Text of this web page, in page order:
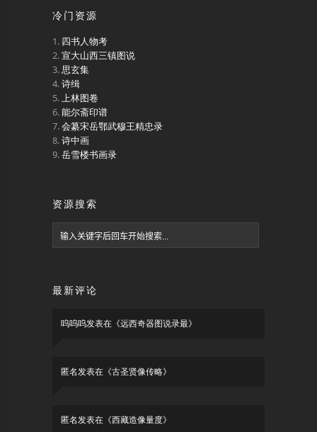
冷门资源
四书人物考
宣大山西三镇图说
思玄集
诗缉
上林图卷
能尔斋印谱
会纂宋岳鄂武穆王精忠录
诗中画
岳雪楼书画录
资源搜索
最新评论
呜呜呜发表在《远西奇器图说录最》
匿名发表在《古圣贤像传略》
匿名发表在《西藏造像量度》